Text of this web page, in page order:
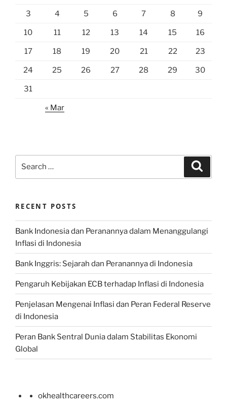
3 4 5 6 7 8 9
10 11 12 13 14 15 16
17 18 19 20 21 22 23
24 25 26 27 28 29 30
31
« Mar
RECENT POSTS
Bank Indonesia dan Peranannya dalam Menanggulangi
Inflasi di Indonesia
Bank Inggris: Sejarah dan Peranannya di Indonesia
Pengaruh Kebijakan ECB terhadap Inflasi di Indonesia
Penjelasan Mengenai Inflasi dan Peran Federal Reserve
di Indonesia
Peran Bank Sentral Dunia dalam Stabilitas Ekonomi
Global
okhealthcareers.com